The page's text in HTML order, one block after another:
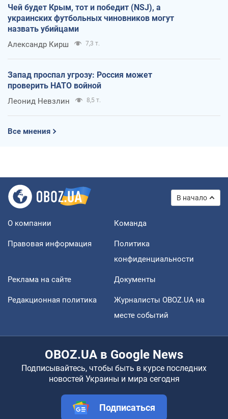
Чей будет Крым, тот и победит (NSJ), а
украинских футбольных чиновников могут
назвать убийцами
Александр Кирш 7,3 т.
Запад проспал угрозу: Россия может
проверить НАТО войной
Леонид Невзлин 8,5 т.
Все мнения
В начало
О компании Команда
Правовая информация
Политика
конфиденциальности
Реклама на сайте Документы
Редакционная политика
Журналисты OBOZ.UA на
месте событий
OBOZ.UA в Google News
Подписывайтесь, чтобы быть в курсе последних
новостей Украины и мира сегодня
Подписаться